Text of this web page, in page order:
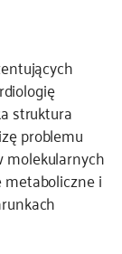
struktura
problemu
molekularnych
i